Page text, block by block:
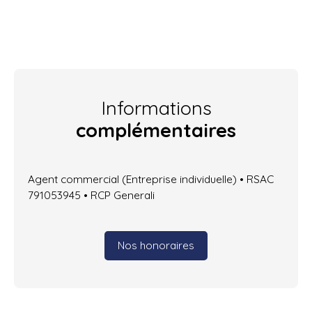
Informations
complémentaires
Agent commercial (Entreprise individuelle) • RSAC
791053945 • RCP Generali
Nos honoraires